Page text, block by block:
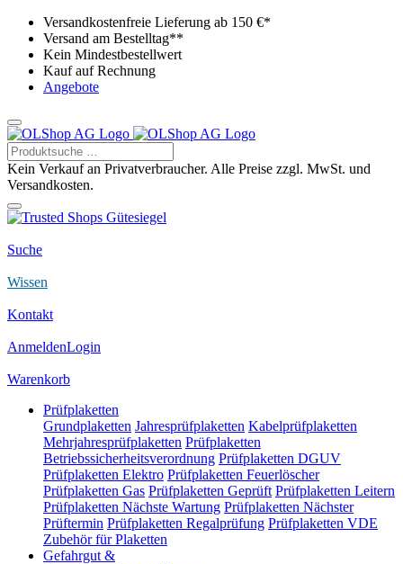
Versandkostenfreie Lieferung ab 150 €*
Versand am Bestelltag**
Kein Mindestbestellwert
Kauf auf Rechnung
Angebote
Kein Verkauf an Privatverbraucher. Alle Preise zzgl. MwSt. und
Versandkosten.
Suche
Wissen
Kontakt
AnmeldenLogin
Warenkorb
Prüfplaketten
Grundplaketten Jahresprüfplaketten Kabelprüfplaketten
Mehrjahresprüfplaketten Prüfplaketten
Betriebssicherheitsverordnung Prüfplaketten DGUV
Prüfplaketten Elektro Prüfplaketten Feuerlöscher
Prüfplaketten Gas Prüfplaketten Geprüft Prüfplaketten Leitern
Prüfplaketten Nächste Wartung Prüfplaketten Nächster
Prüftermin Prüfplaketten Regalprüfung Prüfplaketten VDE
Zubehör für Plaketten
Gefahrgut &